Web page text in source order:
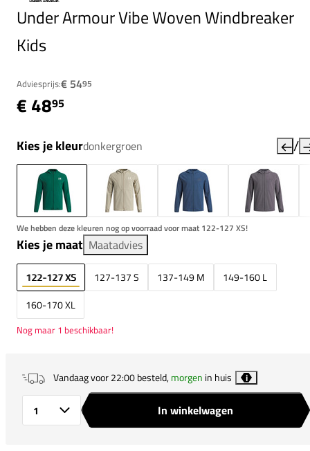
Under Armour Vibe Woven Windbreaker
Kids
Adviesprijs:€ 5495
€ 4895
Kies je kleurdonkergroen /
We hebben deze kleuren nog op voorraad voor maat 122-127 XS!
Kies je maat Maatadvies
122-127 XS 127-137 S 137-149 M
149-160 L
160-170 XL
Nog maar 1 beschikbaar!
Vandaag voor 22:00 besteld,morgen in huis i
In winkelwagen